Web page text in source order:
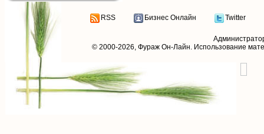
RSS Бизнес Онлайн Twitter
© 2000-2026, Фураж Он-Лайн. Использование